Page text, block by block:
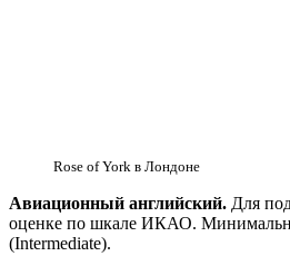
Rose of York в Лондоне
Авиационный английский. Для
оценке по шкале ИКАО.
(Intermediate).